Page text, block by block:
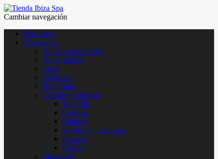
Cambiar navegación
Maceteros
Accesorios
Anillos individuales
Set de anillos
Studs
Solitarios
Pendientes
Collares y pulseras
Tipo clip
Cadenas
Chokers
Sintéticos y similares
Pulseras
Cabello
Maquillaje